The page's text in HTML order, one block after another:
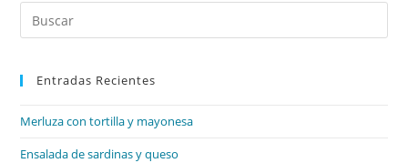
Entradas Recientes
Merluza con tortilla y mayonesa
Ensalada de sardinas y queso